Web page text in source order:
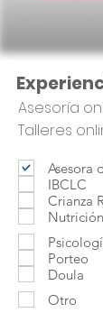
Asesoría
Talleres
Asesora
IBCLC
Crianza
Nutrición
Porteo
Doula
Otro